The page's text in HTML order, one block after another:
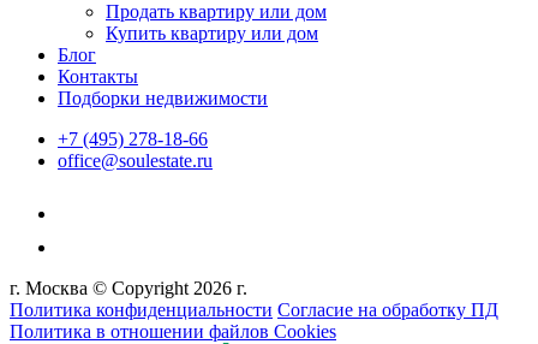
Продать квартиру или дом
Купить квартиру или дом
Блог
Контакты
Подборки недвижимости
+7 (495) 278-18-66
office@soulestate.ru
г. Москва © Copyright 2026 г.
Политика конфиденциальности Согласие на обработку ПД
Политика в отношении файлов Cookies